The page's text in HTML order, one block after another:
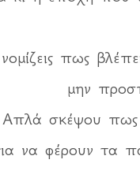
πως
μην
Απλά σκέψου πως
να φέρουν τα